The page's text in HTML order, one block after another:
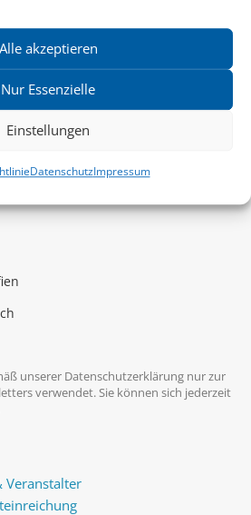
Alle akzeptieren
Nur Essenzielle
Einstellungen
DatenschutzImpressum
und Nachrichten im zu Klampen!
abbestellbar.
unserer Datenschutzerklärung nur zur
verwendet. Sie können sich jederzeit
Veranstalter